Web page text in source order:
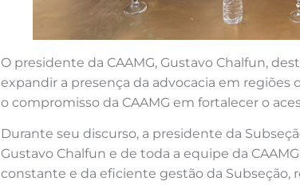
O presidente da CAAMG, Gustavo Chalfun,
expandir a presença da advocacia em
o compromisso da CAAMG em fortalecer o
Durante seu discurso, a presidente da
Gustavo Chalfun e de toda a equipe da
constante e da eficiente gestão da Subseção,